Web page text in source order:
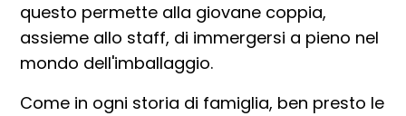
questo permette alla giovane coppia,
assieme allo staff, di immergersi a pieno nel
mondo dell'imballaggio.
Come in ogni storia di famiglia, ben presto le